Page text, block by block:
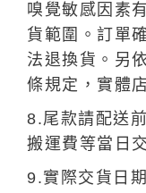
嗅覺敏感因素
貨範圍。訂單
法退換貨。另
條規定，實體
8.尾款請配送
搬運費等當日
9.實際交貨日